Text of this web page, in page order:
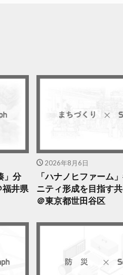
」分
福井県
2026年8月6日
「ハナノヒファーム
ニティ形成を目指す
＠東京都世田谷区